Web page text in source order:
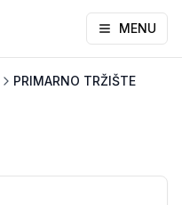
MENU
PRIMARNO TRŽIŠTE